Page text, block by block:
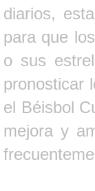
diarios,
para que
o sus
pronosticar
el Béisbol
mejora y